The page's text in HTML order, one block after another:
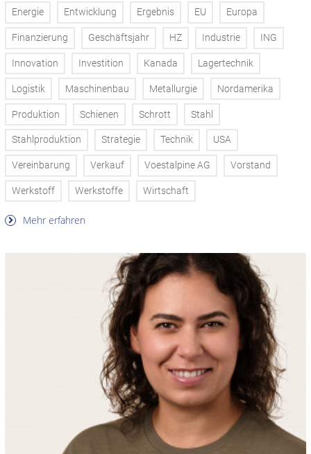
Energie Entwicklung Ergebnis EU Europa
Finanzierung Geschäftsjahr HZ Industrie ING
Innovation Investition Kanada Lagertechnik
Logistik Maschinenbau Metallurgie Nordamerika
Produktion Schienen Schrott Stahl
Stahlproduktion Strategie Technik USA
Vereinbarung Verkauf Voestalpine AG Vorstand
Werkstoff Werkstoffe Wirtschaft
Mehr erfahren